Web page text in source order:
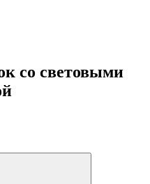
со световыми